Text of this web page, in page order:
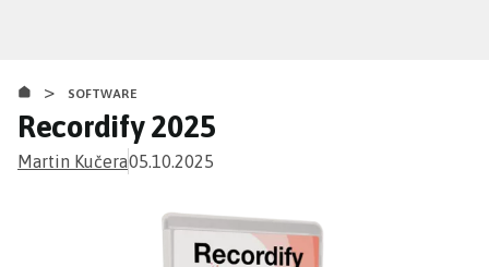
obsahu
> SOFTWARE
Recordify 2025
Martin Kučera05.10.2025